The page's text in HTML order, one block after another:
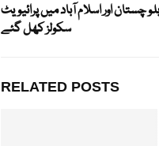
چستان اور اسلام آباد میں پرائیویٹ
سکولز کھل گئے
RELATED POSTS